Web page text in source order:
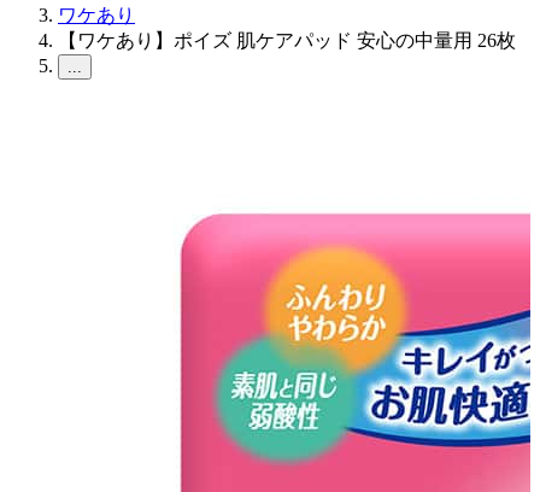
ワケあり
【ワケあり】ポイズ 肌ケアパッド 安心の中量用 26枚
...